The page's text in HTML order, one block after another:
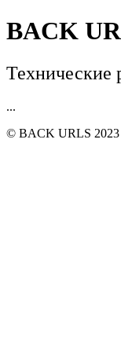
BACK
Технические
...
© BACK URLS 2023